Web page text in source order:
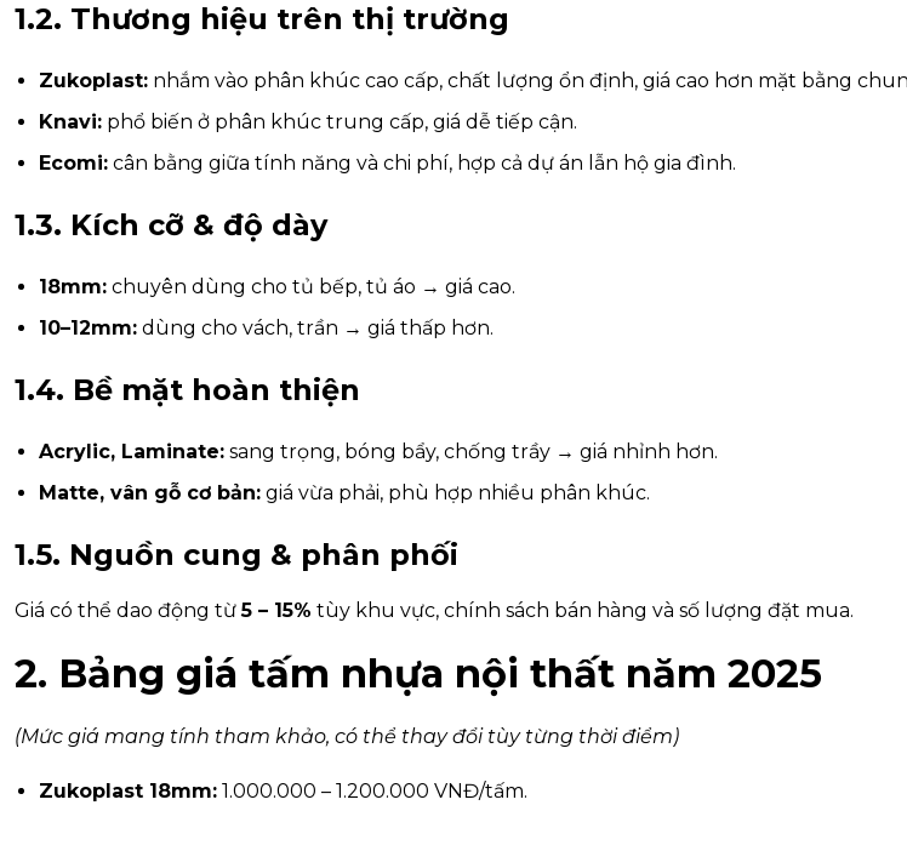
1.2. Thương hiệu trên thị trường
Zukoplast: nhắm vào phân khúc cao cấp, chất lượng ổn định, giá cao hơn mặt bằng
Knavi: phổ biến ở phân khúc trung cấp, giá dễ tiếp cận.
Ecomi: cân bằng giữa tính năng và chi phí, hợp cả dự án lẫn hộ gia đình.
1.3. Kích cỡ & độ dày
18mm: chuyên dùng cho tủ bếp, tủ áo → giá cao.
10–12mm: dùng cho vách, trần → giá thấp hơn.
1.4. Bề mặt hoàn thiện
Acrylic, Laminate: sang trọng, bóng bẩy, chống trầy → giá nhỉnh hơn.
Matte, vân gỗ cơ bản: giá vừa phải, phù hợp nhiều phân khúc.
1.5. Nguồn cung & phân phối
Giá có thể dao động từ5 – 15% tùy khu vực, chính sách bán hàng và số lượng đặt mua.
2. Bảng giá tấm nhựa nội thất năm 2025
(Mức giá mang tính tham khảo, có thể thay đổi tùy từng thời điểm)
Zukoplast 18mm: 1.000.000 – 1.200.000 VNĐ/tấm.